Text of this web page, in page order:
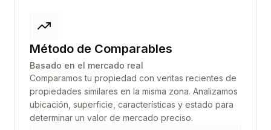
Método de Comparables
Basado en el mercado real
Comparamos tu propiedad con ventas recientes de
propiedades similares en la misma zona. Analizamos
ubicación, superficie, características y estado para
determinar un valor de mercado preciso.